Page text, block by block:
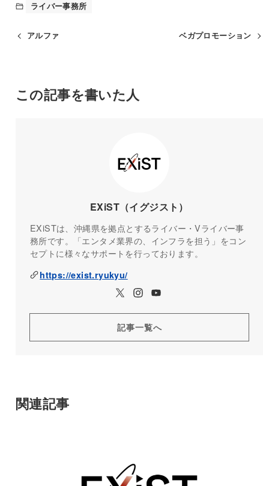
ライバー事務所
アルファ ベガプロモーション
この記事を書いた人
EXiST（イグジスト）
EXiSTは、沖縄県を拠点とするライバー・Vライバー事
務所です。「エンタメ業界の、インフラを担う」をコン
セプトに様々なサポートを行っております。
https://exist.ryukyu/
記事一覧へ
関連記事